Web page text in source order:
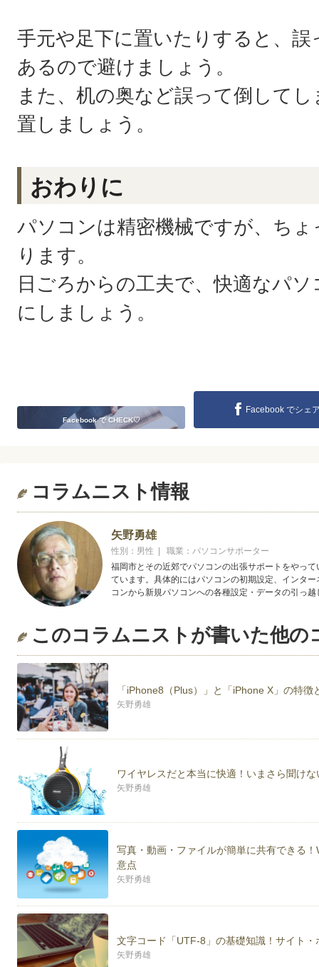
手元や足下に置いたりすると、
あるので避けましょう。
また、机の奥など誤って倒して
置しましょう。
おわりに
パソコンは精密機械ですが、ち
ります。
日ごろからの工夫で、快適なパ
にしましょう。
Facebook で CHECK♡
Facebook でシェ
コラムニスト情報
矢野勇雄
性別：男性 | 職業：パソコンサポーター
福岡市とその近郊でパソコンの出張サポートをやっ
ています。具体的にはパソコンの初期設定、インタ
コンから新規パソコンへの各種設定・データの引っ
このコラムニストが書いた他の
「iPhone8（Plus）」と「iPhone X」の特
矢野勇雄
ワイヤレスだと本当に快適！いまさら聞け
矢野勇雄
写真・動画・ファイルが簡単に共有できる
意点
矢野勇雄
文字コード「UTF-8」の基礎知識！サイト
矢野勇雄